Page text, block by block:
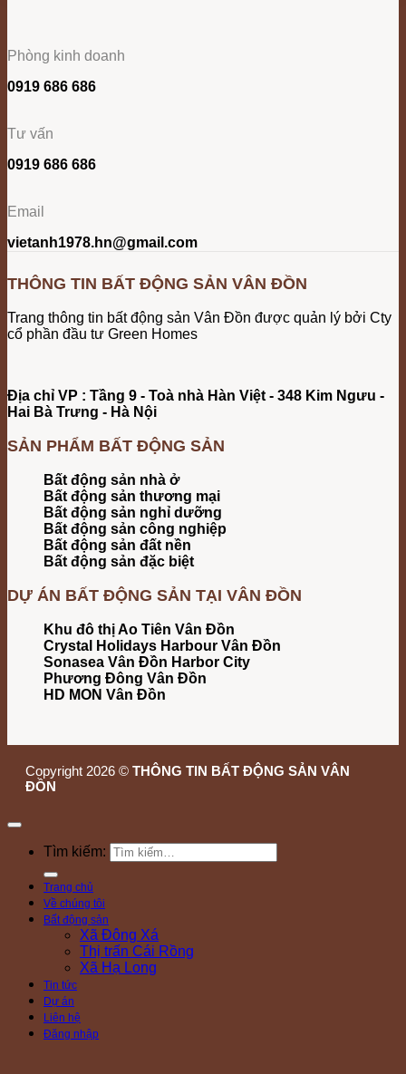
Phòng kinh doanh
0919 686 686
Tư vấn
0919 686 686
Email
vietanh1978.hn@gmail.com
THÔNG TIN BẤT ĐỘNG SẢN VÂN ĐỒN
Trang thông tin bất động sản Vân Đồn được quản lý bởi Cty
cổ phần đầu tư Green Homes
Địa chỉ VP : Tầng 9 - Toà nhà Hàn Việt - 348 Kim Ngưu -
Hai Bà Trưng - Hà Nội
SẢN PHẨM BẤT ĐỘNG SẢN
Bất động sản nhà ở
Bất động sản thương mại
Bất động sản nghỉ dưỡng
Bất động sản công nghiệp
Bất động sản đất nền
Bất động sản đặc biệt
DỰ ÁN BẤT ĐỘNG SẢN TẠI VÂN ĐỒN
Khu đô thị Ao Tiên Vân Đồn
Crystal Holidays Harbour Vân Đồn
Sonasea Vân Đồn Harbor City
Phương Đông Vân Đồn
HD MON Vân Đồn
Copyright 2026 © THÔNG TIN BẤT ĐỘNG SẢN VÂN
ĐỒN
Tìm kiếm:
Trang chủ
Về chúng tôi
Bất động sản
Xã Đông Xá
Thị trấn Cái Rồng
Xã Hạ Long
Tin tức
Dự án
Liên hệ
Đăng nhập